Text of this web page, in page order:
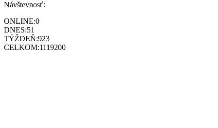
Návštevnosť:
ONLINE:0
DNES:51
TÝŽDEŇ:923
CELKOM:1119200